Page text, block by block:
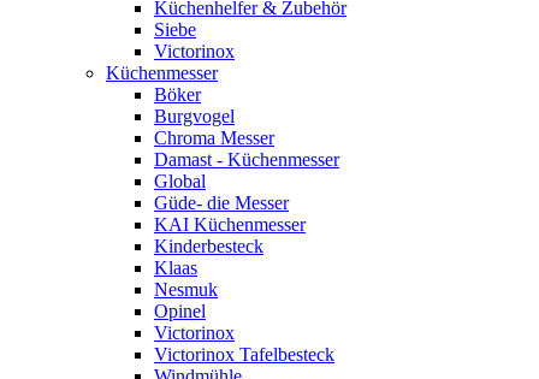
Küchenhelfer & Zubehör
Siebe
Victorinox
Küchenmesser
Böker
Burgvogel
Chroma Messer
Damast - Küchenmesser
Global
Güde- die Messer
KAI Küchenmesser
Kinderbesteck
Klaas
Nesmuk
Opinel
Victorinox
Victorinox Tafelbesteck